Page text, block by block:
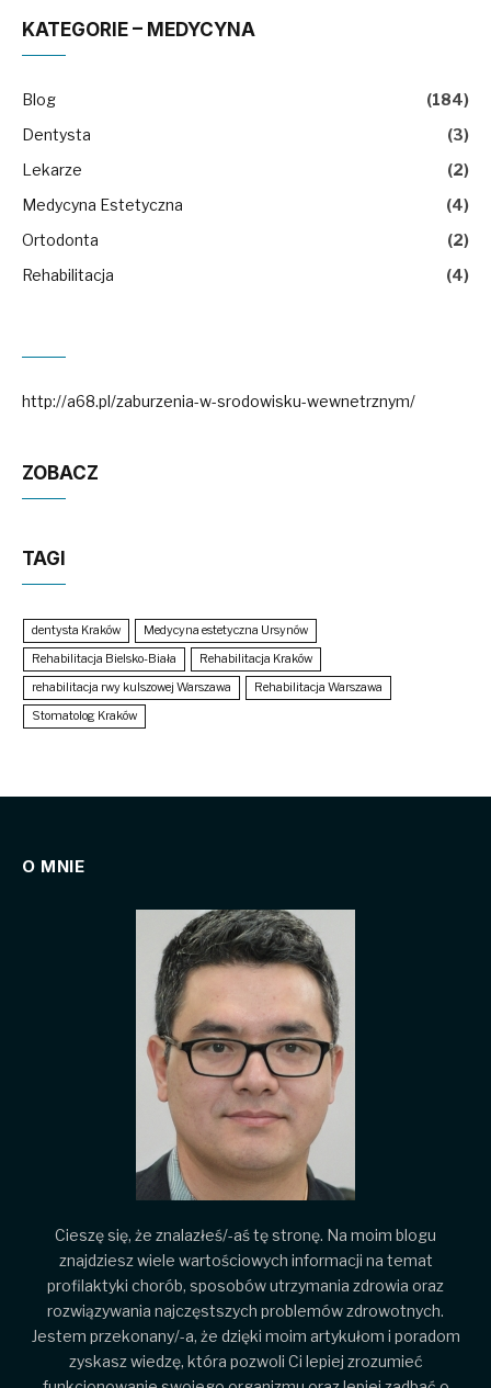
KATEGORIE – MEDYCYNA
Blog
(184)
Dentysta
(3)
Lekarze
(2)
Medycyna Estetyczna
(4)
Ortodonta
(2)
Rehabilitacja
(4)
http://a68.pl/zaburzenia-w-srodowisku-wewnetrznym/
ZOBACZ
TAGI
dentysta Kraków
Medycyna estetyczna Ursynów
Rehabilitacja Bielsko-Biała
Rehabilitacja Kraków
rehabilitacja rwy kulszowej Warszawa
Rehabilitacja Warszawa
Stomatolog Kraków
O MNIE
Cieszę się, że znalazłeś/-aś tę stronę. Na moim blogu
znajdziesz wiele wartościowych informacji na temat
profilaktyki chorób, sposobów utrzymania zdrowia oraz
rozwiązywania najczęstszych problemów zdrowotnych.
Jestem przekonany/-a, że dzięki moim artykułom i poradom
zyskasz wiedzę, która pozwoli Ci lepiej zrozumieć